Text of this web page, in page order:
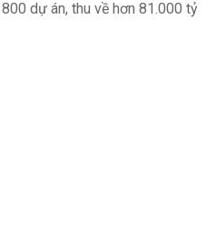
dự án, thu về hơn 81.000 tỷ